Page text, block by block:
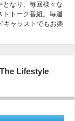
となり、毎回様々な
トトーク番組。毎週
キャッストでもお楽
Lifestyle